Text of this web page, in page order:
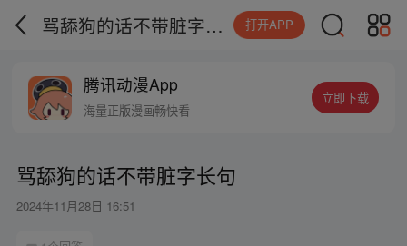
骂舔狗的话不带脏字长句 打开APP
腾讯动漫App
海量正版漫画畅快看
立即下载
骂舔狗的话不带脏字长句
2024年11月28日 16:51